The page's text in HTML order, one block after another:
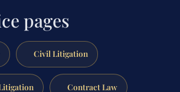
pages
Civil Litigation
Contract Law